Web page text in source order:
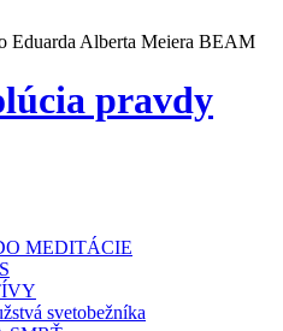
Eduarda Alberta Meiera BEAM
pravdy
MEDITÁCIE
svetobežníka